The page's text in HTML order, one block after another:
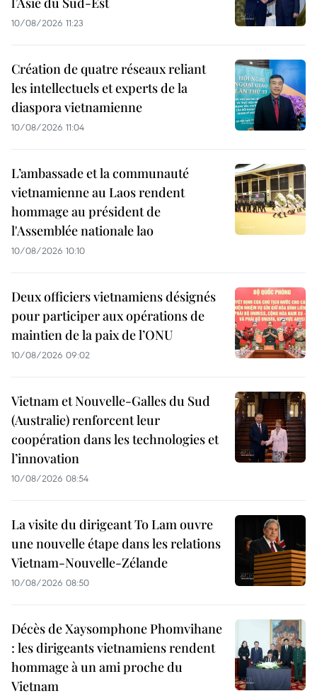
10/08/2026 11:23
Création de quatre réseaux reliant
les intellectuels et experts de la
diaspora vietnamienne
10/08/2026 11:04
L’ambassade et la communauté
vietnamienne au Laos rendent
hommage au président de
l'Assemblée nationale lao
10/08/2026 10:10
Deux officiers vietnamiens désignés
pour participer aux opérations de
maintien de la paix de l’ONU
10/08/2026 09:02
Vietnam et Nouvelle-Galles du Sud
(Australie) renforcent leur
coopération dans les technologies et
l’innovation
10/08/2026 08:54
La visite du dirigeant To Lam ouvre
une nouvelle étape dans les relations
Vietnam-Nouvelle-Zélande
10/08/2026 08:50
Décès de Xaysomphone Phomvihane
: les dirigeants vietnamiens rendent
hommage à un ami proche du
Vietnam